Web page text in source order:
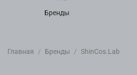
Бренды
Главная Бренды ShinCos.Lab